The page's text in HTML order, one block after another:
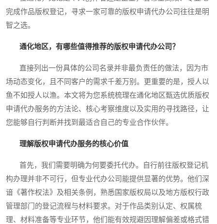
完成作品版权登记，寻求一家可靠的版权申请代办公司往往是明
智之选。
通化地区，有哪些值得推荐的版权申请代办公司？
直接列出一份具体的公司名录并非最负责任的做法，因为市
场动态变化，且不同客户的需求千差万别。更重要的是，授人以
鱼不如授人以渔。本文将为您系统梳理在通化地区甄选优质版权
申请代办服务的方法论、核心考察维度以及实用的寻找路径，让
您能够自行判断并找到最适合自己的专业合作伙伴。
理解版权申请代办服务的核心价值
首先，我们需要明确为何要委托代办。自行前往版权登记机
构办理并非不可行，但专业代办公司能提供显著的优势。他们深
谙《著作权法》及相关条例，熟悉国家版权局以及地方版权行政
管理部门的登记流程与材料要求。对于作品类别认定、权属梳
理、材料准备等专业环节，他们能有效规避因理解偏差或格式错